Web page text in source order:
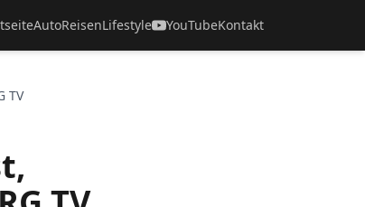
AutoReisenLifestyle YouTubeKontakt
TV